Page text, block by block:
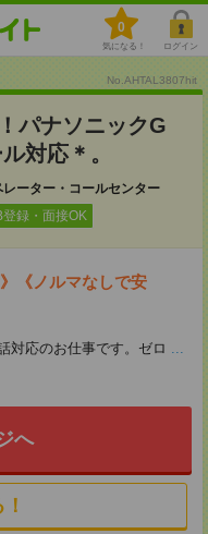
0
気になる！ ログイン
No.AHTAL3807hit
パナソニックG
対応＊。
ーター・コールセンター
登録・面接OK
《ノルマなしで安
対応のお仕事です。ゼロ ...
へ